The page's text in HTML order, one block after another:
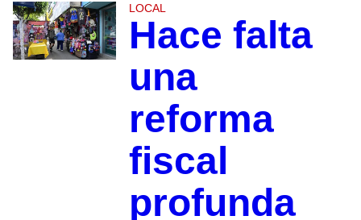
LOCAL
Hace falta
una
reforma
fiscal
profunda